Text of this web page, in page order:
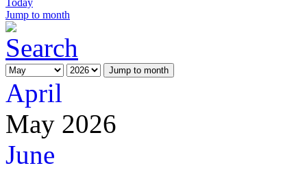
Jump to month
Jump to month
April
May 2026
June